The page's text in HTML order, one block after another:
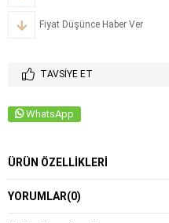
Fiyat Düşünce Haber Ver
TAVSIYE ET
WhatsApp
ÜRÜN ÖZELLIKLERI
YORUMLAR(0)